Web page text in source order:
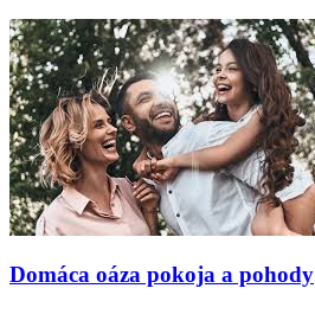
Domáca oáza pokoja a pohody